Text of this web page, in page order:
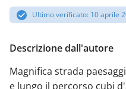
Ultimo verificato: 10 aprile
Descrizione dall'autore
Magnifica strada
e lungo il percorso cubi